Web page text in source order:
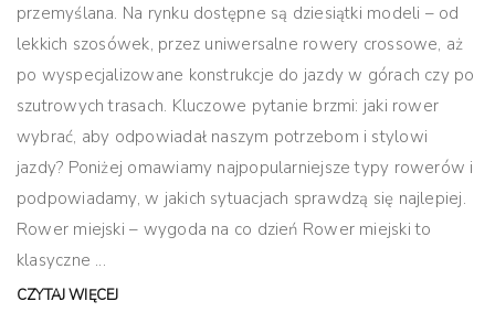
przemyślana. Na rynku dostępne są dziesiątki modeli – od
lekkich szosówek, przez uniwersalne rowery crossowe, aż
po wyspecjalizowane konstrukcje do jazdy w górach czy po
szutrowych trasach. Kluczowe pytanie brzmi: jaki rower
wybrać, aby odpowiadał naszym potrzebom i stylowi
jazdy? Poniżej omawiamy najpopularniejsze typy rowerów i
podpowiadamy, w jakich sytuacjach sprawdzą się najlepiej.
Rower miejski – wygoda na co dzień Rower miejski to
klasyczne ...
CZYTAJ WIĘCEJ